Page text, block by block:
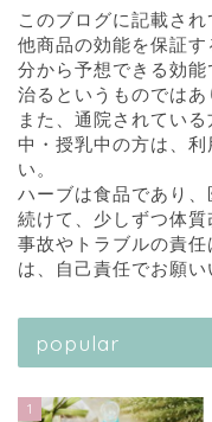
このブログに記載さ
他商品の効能を保証
分から予想できる効
治るというものではあ
また、通院されてい
中・授乳中の方は、
い。
ハーブは食品であり
続けて、少しずつ体質
事故やトラブルの責
は、自己責任でお願い
popular
1